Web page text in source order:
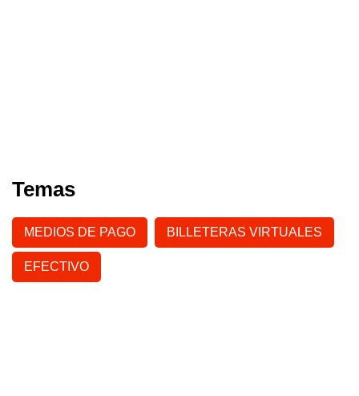
Temas
MEDIOS DE PAGO BILLETERAS VIRTUALES
EFECTIVO